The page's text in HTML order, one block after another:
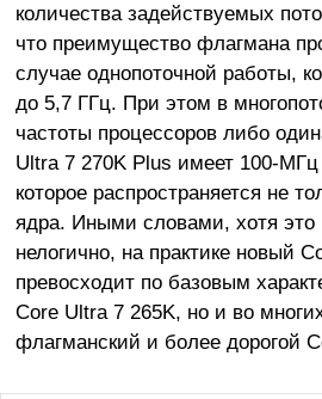
количества задействуемых
что преимущество флагмана
случае однопоточной работы,
до 5,7 ГГц. При этом в
частоты процессоров либо
Ultra 7 270K Plus имеет 100-
которое распространяется не
ядра. Иными словами, хотя это
нелогично, на практике новый
превосходит по базовым
Core Ultra 7 265K, но и во
флагманский и более дорогой